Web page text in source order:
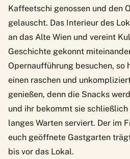
Kaffeetschi genossen und den
gelauscht. Das Interieur des
an das Alte Wien und vereint
Geschichte gekonnt
Opernaufführung besuchen, so
einen raschen und
genießen, denn die Snacks
und ihr bekommt sie schließlich
langes Warten serviert. Der im
euch geöffnete Gastgarten
bis vor das Lokal.